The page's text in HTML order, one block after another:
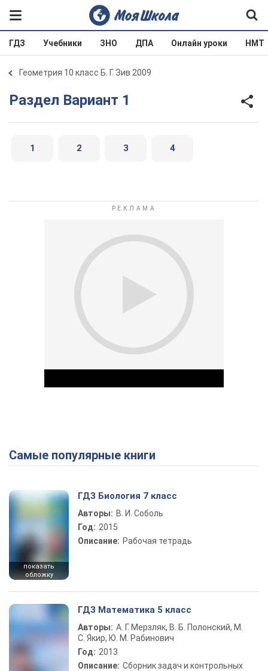
ГДЗ Учебники ЗНО ДПА Онлайн уроки НМТ
Геометрия 10 класс Б. Г. Зив 2009
Раздел Вариант 1
1 2 3 4
Play Video
Самые популярные книги
показать
обложку
ГДЗ Биология 7 класс
Авторы: В. И. Соболь
Год: 2015
Описание: Рабочая тетрадь
ГДЗ Математика 5 класс
Авторы: А. Г. Мерзляк, В. Б. Полонский, М.
С. Якир, Ю. М. Рабинович
Год: 2013
Описание: Сборник задач и контрольных